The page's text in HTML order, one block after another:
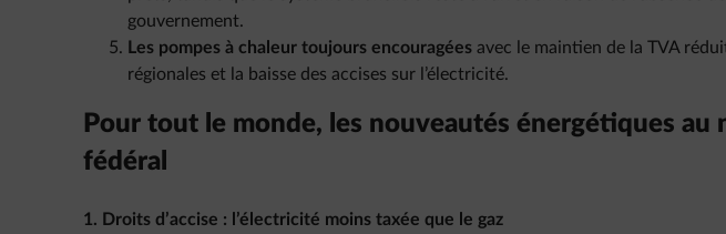
gouvernement.
Les pompes à chaleur toujours encouragées avec le maintien de la TVA
régionales et la baisse des accises sur l’électricité.
Pour tout le monde, les nouveautés énergétiques au
fédéral
1. Droits d’accise : l’électricité moins taxée que le gaz